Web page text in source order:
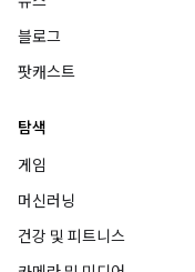
블로그
팟캐스트
탐색
게임
머신러닝
건강 및 피트니스